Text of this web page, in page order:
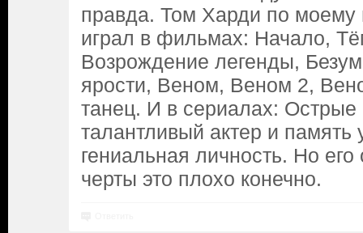
правда. Том Харди по
играл в фильмах: Начало,
Возрождение легенды,
ярости, Веном, Веном 2,
танец. И в сериалах: Острые
талантливый актер и память
гениальная личность. Но его
черты это плохо конечно.